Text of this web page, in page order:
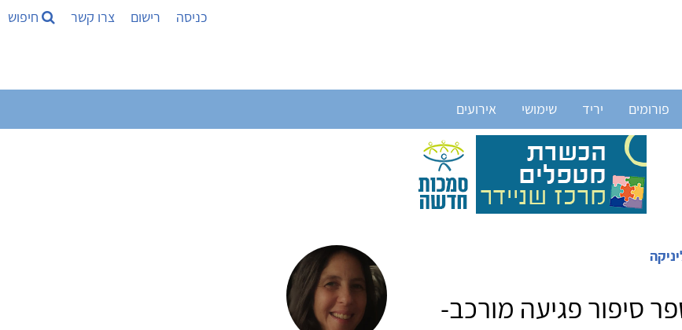
כניסה רישום צרו קשר חיפוש
פורומים יריד שימושי אירועים
סיפור פגיעה מורכב-